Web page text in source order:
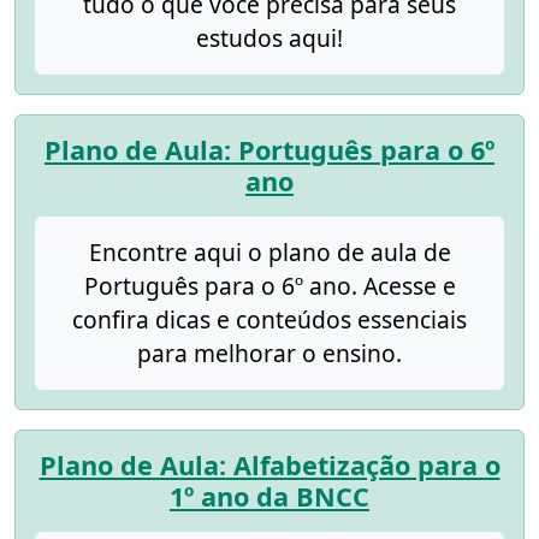
estudos aqui!
Plano de Aula: Português para o 6º
ano
Encontre aqui o plano de aula de
Português para o 6º ano. Acesse e
confira dicas e conteúdos essenciais
para melhorar o ensino.
Plano de Aula: Alfabetização para o
1º ano da BNCC